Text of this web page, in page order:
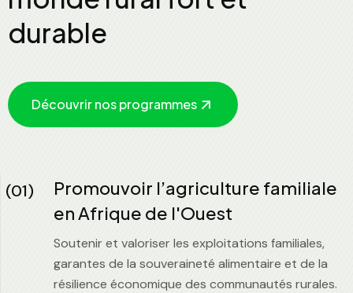
durable
Découvrir nos programmes
(01)
Promouvoir l’agriculture familiale
en Afrique de l'Ouest
Soutenir et valoriser les exploitations familiales,
garantes de la souveraineté alimentaire et de la
résilience économique des communautés rurales.